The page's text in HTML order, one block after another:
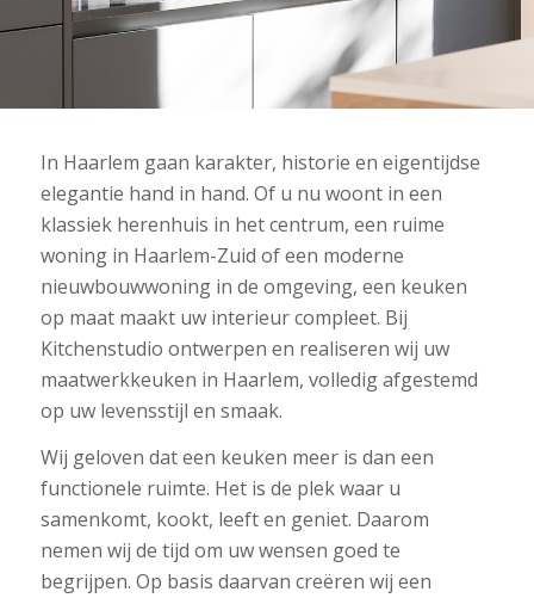
In Haarlem gaan karakter, historie en eigentijdse
elegantie hand in hand. Of u nu woont in een
klassiek herenhuis in het centrum, een ruime
woning in Haarlem-Zuid of een moderne
nieuwbouwwoning in de omgeving, een keuken
op maat maakt uw interieur compleet. Bij
Kitchenstudio ontwerpen en realiseren wij uw
maatwerkkeuken in Haarlem, volledig afgestemd
op uw levensstijl en smaak.
Wij geloven dat een keuken meer is dan een
functionele ruimte. Het is de plek waar u
samenkomt, kookt, leeft en geniet. Daarom
nemen wij de tijd om uw wensen goed te
begrijpen. Op basis daarvan creëren wij een